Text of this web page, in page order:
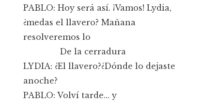
PABLO: Hoy será así. ¡Vamos! Lydia,
¿medas el llavero? Mañana
resolveremos lo
De la cerradura
LYDIA: ¿El llavero?¿Dónde lo dejaste
anoche?
PABLO: Volví tarde... y